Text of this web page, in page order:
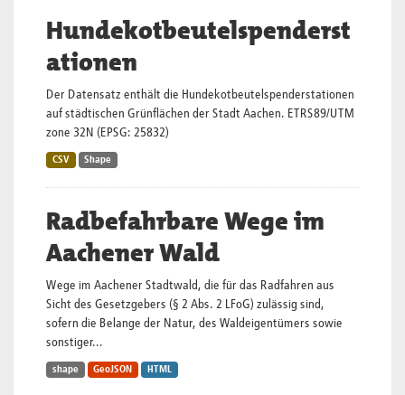
Hundekotbeutelspenderst
ationen
Der Datensatz enthält die Hundekotbeutelspenderstationen
auf städtischen Grünflächen der Stadt Aachen. ETRS89/UTM
zone 32N (EPSG: 25832)
CSV Shape
Radbefahrbare Wege im
Aachener Wald
Wege im Aachener Stadtwald, die für das Radfahren aus
Sicht des Gesetzgebers (§ 2 Abs. 2 LFoG) zulässig sind,
sofern die Belange der Natur, des Waldeigentümers sowie
sonstiger...
shape GeoJSON HTML